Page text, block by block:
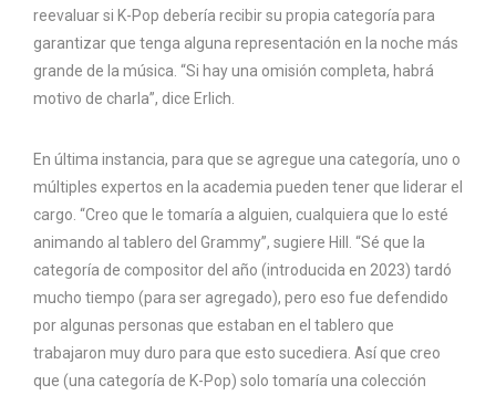
reevaluar si K-Pop debería recibir su propia categoría para
garantizar que tenga alguna representación en la noche más
grande de la música. “Si hay una omisión completa, habrá
motivo de charla”, dice Erlich.
En última instancia, para que se agregue una categoría, uno o
múltiples expertos en la academia pueden tener que liderar el
cargo. “Creo que le tomaría a alguien, cualquiera que lo esté
animando al tablero del Grammy”, sugiere Hill. “Sé que la
categoría de compositor del año (introducida en 2023) tardó
mucho tiempo (para ser agregado), pero eso fue defendido
por algunas personas que estaban en el tablero que
trabajaron muy duro para que esto sucediera. Así que creo
que (una categoría de K-Pop) solo tomaría una colección